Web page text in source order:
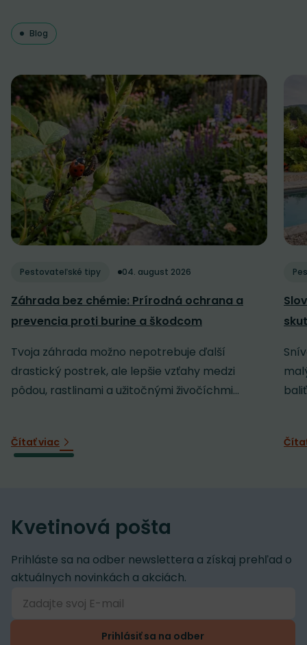
Blog
Pestovateľské tipy 04. august 2026
Záhrada bez chémie: Prírodná ochrana a
prevencia proti burine a škodcom
Tvoja záhrada možno nepotrebuje ďalší
drastický postrek, ale lepšie vzťahy medzi
pôdou, rastlinami a užitočnými živočíchmi...
Čítať viac
Kvetinová pošta
Prihláste sa na odber newslettera a získaj prehľad o
aktuálnych novinkách a akciách.
Prihlásiť sa na odber